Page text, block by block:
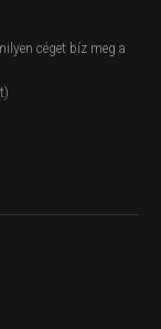
céget bíz meg a